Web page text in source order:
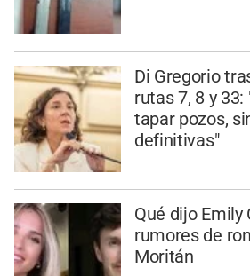
Di Gregorio
rutas 7, 8 y
tapar pozos,
definitivas"
Qué dijo Emily
rumores de
Moritán